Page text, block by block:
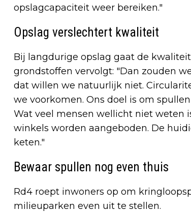
opslagcapaciteit weer bereiken."
Opslag verslechtert kwaliteit
Bij langdurige opslag gaat de
grondstoffen vervolgt: "Dan zouden
dat willen we natuurlijk niet.
we voorkomen. Ons doel is om
Wat veel mensen wellicht niet weten
winkels worden aangeboden. De
keten."
Bewaar spullen nog even thuis
Rd4 roept inwoners op om
milieuparken even uit te stellen.